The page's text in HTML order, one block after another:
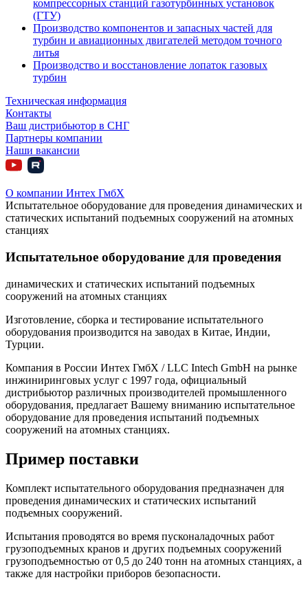
компрессорных станций газотурбинных установок
(ГТУ)
Производство компонентов и запасных частей для
турбин и авиационных двигателей методом точного
литья
Производство и восстановление лопаток газовых
турбин
Техническая информация
Контакты
Ваш дистрибьютор в СНГ
Партнеры компании
Наши вакансии
О компании Интех ГмбХ
Испытательное оборудование для проведения динамических и
статических испытаний подъемных сооружений на атомных
станциях
Испытательное оборудование для проведения
динамических и статических испытаний подъемных
сооружений на атомных станциях
Изготовление, сборка и тестирование испытательного
оборудования производится на заводах в Китае, Индии,
Турции.
Компания в России Интех ГмбХ / LLC Intech GmbH на рынке
инжиниринговых услуг с 1997 года, официальный
дистрибьютор различных производителей промышленного
оборудования, предлагает Вашему вниманию испытательное
оборудование для проведения испытаний подъемных
сооружений на атомных станциях.
Пример поставки
Комплект испытательного оборудования предназначен для
проведения динамических и статических испытаний
подъемных сооружений.
Испытания проводятся во время пусконаладочных работ
грузоподъемных кранов и других подъемных сооружений
грузоподъемностью от 0,5 до 240 тонн на атомных станциях, а
также для настройки приборов безопасности.